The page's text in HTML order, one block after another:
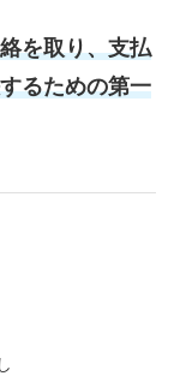
を取り、支払
るための第一